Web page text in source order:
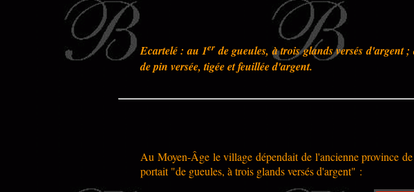
Ecartelé : au 1er de gueules, à trois glands versés d'argent
de pin versée, tigée et feuillée d'argent.
Au Moyen-Âge le village dépendait de l'ancienne province
portait "de gueules, à trois glands versés d'argent" :